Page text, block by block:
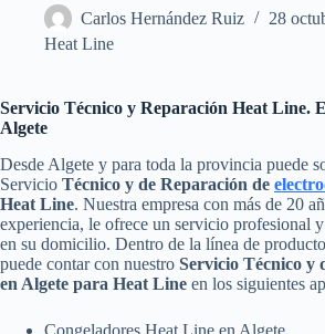
Carlos Hernández Ruiz
28
Heat Line
Servicio Técnico y Reparación Heat Line.
Algete
Desde Algete y para toda la provincia puede
Servicio Técnico y de Reparación de
Heat Line. Nuestra empresa con más de 20
experiencia, le ofrece un servicio profesional
en su domicilio. Dentro de la línea de
puede contar con nuestro Servicio Técnico y
en Algete para Heat Line en los siguientes
Congeladores Heat Line en Algete.